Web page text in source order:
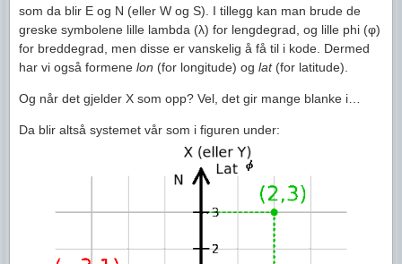
som da blir E og N (eller W og S). I tillegg kan man brude de
greske symbolene lille lambda (λ) for lengdegrad, og lille phi (φ)
for breddegrad, men disse er vanskelig å få til i kode. Dermed
har vi også formene lon (for longitude) og lat(for latitude).
Og når det gjelder X som opp? Vel, det gir mange blanke i…
Da blir altså systemet vår som i figuren under: